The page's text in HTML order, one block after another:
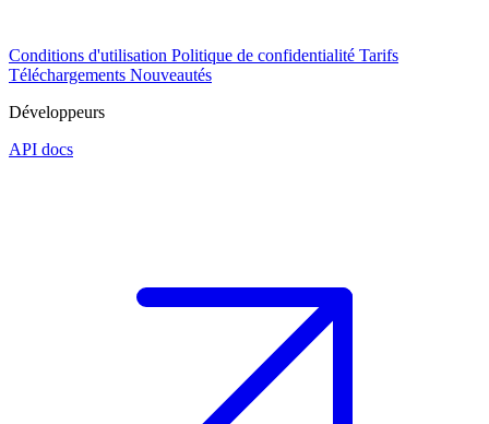
Conditions d'utilisation Politique de confidentialité Tarifs
Téléchargements Nouveautés
Développeurs
API docs